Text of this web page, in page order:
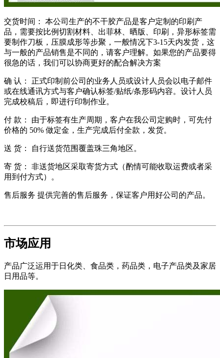
交货时间： 本公司生产的不干胶产品是客户定制的印刷产
品，需要按比例切割材料、出菲林、晒版、印刷，异形标签需
要制作刀板，压膜成形等步聚，一般情况下3-15天内发货，这
与一般的产品销售是不同的，请客户理解。如果您的产品要得
很急的话，我们可以协商更好的配合解决方案
确 认： 正式印制前公司的业务人员或设计人员会以电子邮件
或在线通讯方式与客户确认标签/贴纸/条形码内容。设计人员
完成校稿后，即进行印制作业。
付 款： 由于标签有生产周期，客户在我公司定购时，可先付
价格的 50% 做定金，生产完成后付全款，发货。
送 货： 自行送货范围覆盖珠三角地区。
寄 货： 非送货地区采取寄货方式（酌情可能收取运费或者采
用到付方式）。
售后服务 提供完善的售后服务，保证客户用好公司的产品。
市场应用
产品广泛运用于日化类、食品类，药品类，电子产品类及家居
日用品等。